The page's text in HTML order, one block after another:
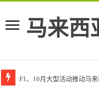
马来西
F1、10月大型活动推动马